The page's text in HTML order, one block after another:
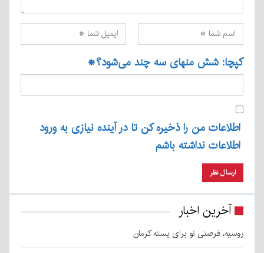
کپچا: شش منهای سه چند می‌شود؟*
اطلاعات من را ذخیره کن تا در آینده نیازی به ورود
اطلاعات نداشته باشم
آخرین اخبار
روسیه، فرصتی نو برای پسته کرمان